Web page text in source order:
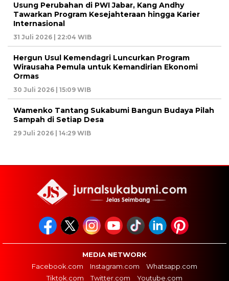
Usung Perubahan di PWI Jabar, Kang Andhy
Tawarkan Program Kesejahteraan hingga Karier
Internasional
31 Juli 2026 | 22:04 WIB
Hergun Usul Kemendagri Luncurkan Program
Wirausaha Pemula untuk Kemandirian Ekonomi
Ormas
30 Juli 2026 | 15:09 WIB
Wamenko Tantang Sukabumi Bangun Budaya Pilah
Sampah di Setiap Desa
29 Juli 2026 | 14:29 WIB
MEDIA NETWORK
Facebook.com
Instagram.com
Whatsapp.com
Tiktok.com
Twitter.com Youtube.com